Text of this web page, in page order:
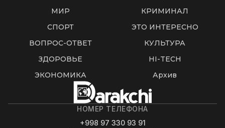
МИР
КРИМИНАЛ
СПОРТ
ЭТО ИНТЕРЕСНО
ВОПРОС-ОТВЕТ
КУЛЬТУРА
ЗДОРОВЬЕ
HI-TECH
ЭКОНОМИКА
Архив
НОМЕР ТЕЛЕФОНА
+998 97 330 93 91